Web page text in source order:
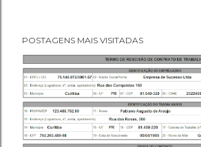
POSTAGENS MAIS VISITADAS